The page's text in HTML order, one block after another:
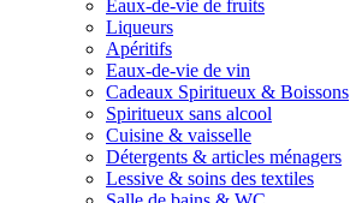
Eaux-de-vie de fruits
Liqueurs
Apéritifs
Eaux-de-vie de vin
Cadeaux Spiritueux & Boissons
Spiritueux sans alcool
Cuisine & vaisselle
Détergents & articles ménagers
Lessive & soins des textiles